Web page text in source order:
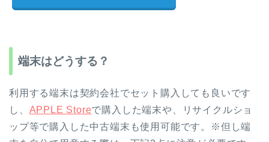
端末はどうする？
利用する端末は契約会社でセット購入しても良いです
し、 APPLE Storeで購入した端末や、リサイクルショ
ップ等で購入した中古端末も使用可能です。※但し端